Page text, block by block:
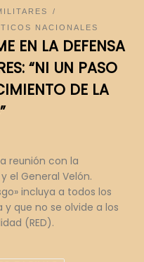
NACIONALES
EN LA DEFENSA
“NI UN PASO
DE LA
reunión con la
el General Velón.
incluya a todos los
que no se olvide a los
(RED).